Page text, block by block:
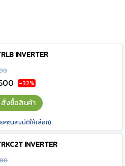
INVERTER
-32%
สั่งซื้อสินค้า
คุณสมบัติให้เลือก)
INVERTER